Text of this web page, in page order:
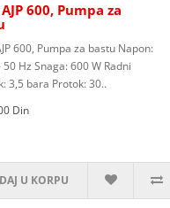
600, Pumpa za
600, Pumpa za bastu Napon:
50 Hz Snaga: 600 W Radni
3,5 bara Protok: 30..
Din
U KORPU